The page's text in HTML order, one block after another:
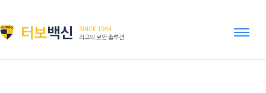
터보백신
SINCE 1994
최고의 보안 솔루션